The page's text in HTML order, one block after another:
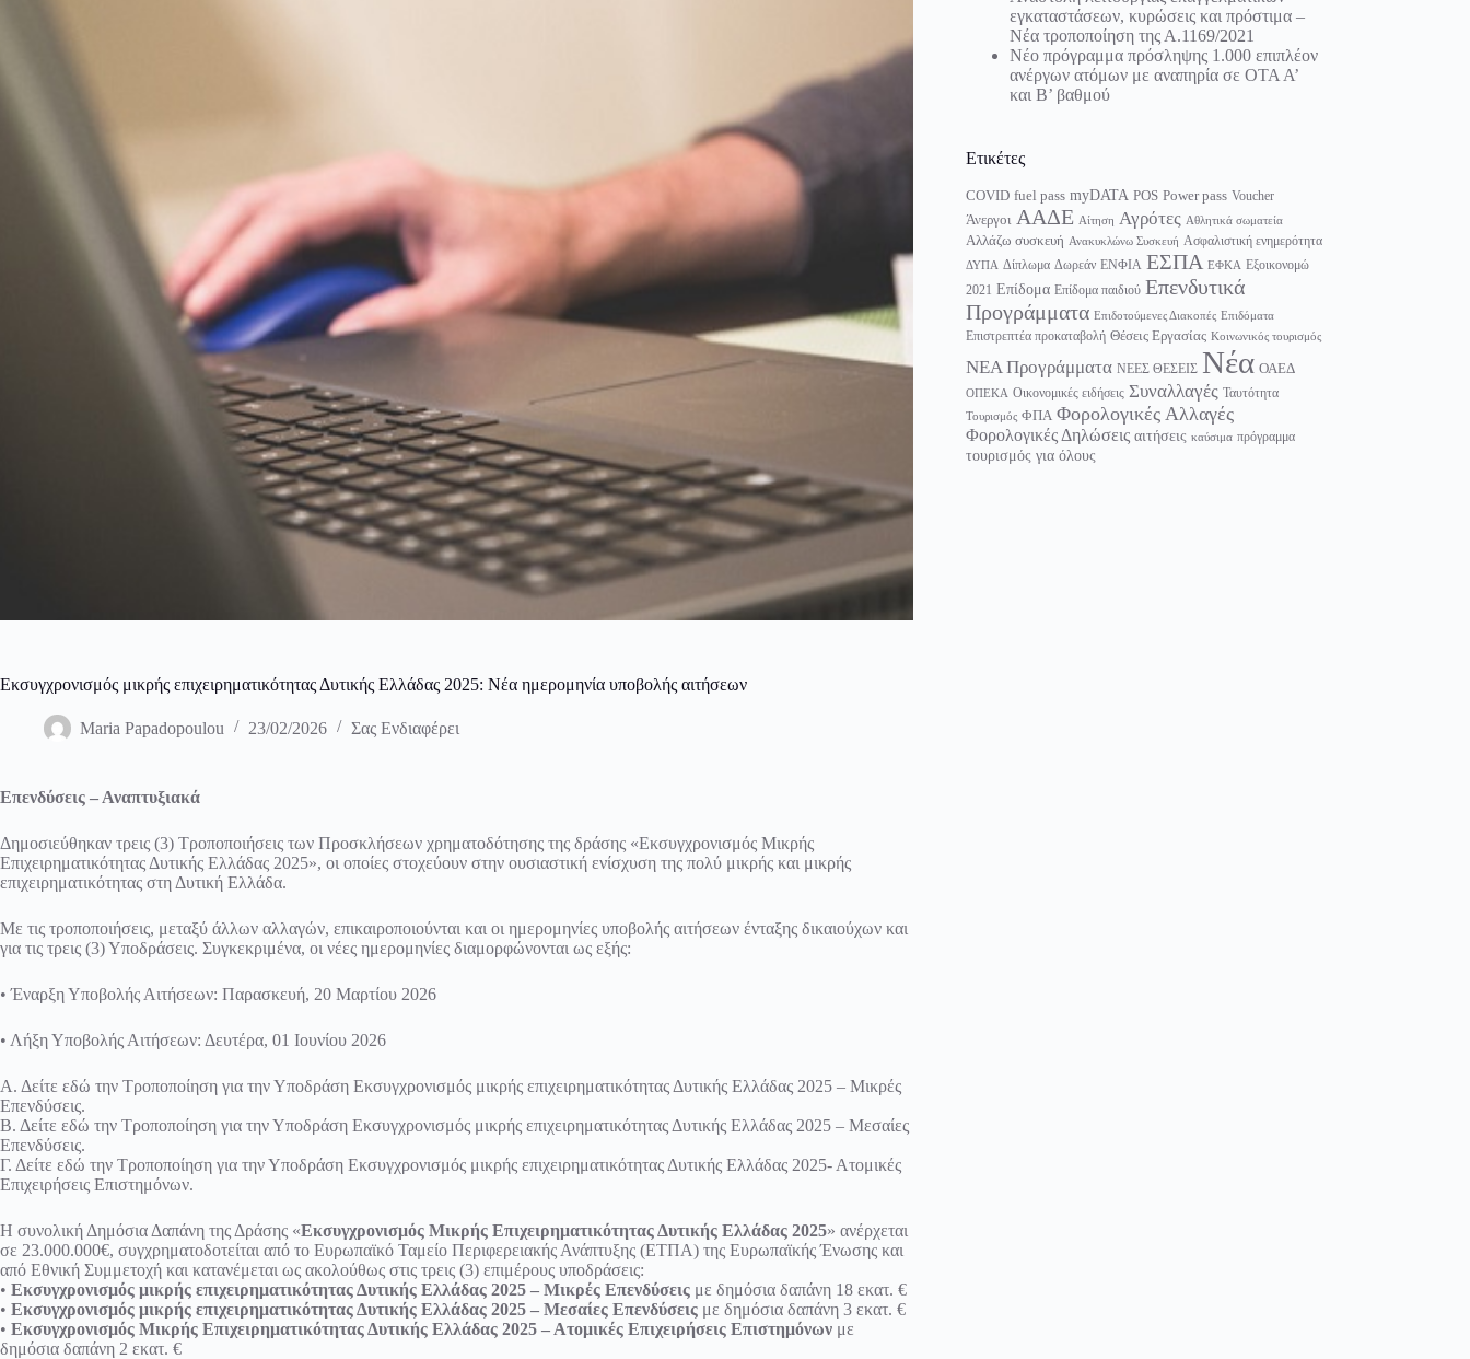
Εκσυγχρονισμός μικρής επιχειρηματικότητας Δυτικής Ελλάδας 2025: Νέα ημερομηνία υποβολής αιτήσεων
Maria Papadopoulou 23/02/2026 Σας Ενδιαφέρει
Επενδύσεις – Αναπτυξιακά
Δημοσιεύθηκαν τρεις (3) Τροποποιήσεις των Προσκλήσεων χρηματοδότησης της δράσης «Εκσυγχρονισμός Μικρής
Επιχειρηματικότητας Δυτικής Ελλάδας 2025», οι οποίες στοχεύουν στην ουσιαστική ενίσχυση της πολύ μικρής και μικρής
επιχειρηματικότητας στη Δυτική Ελλάδα.
Με τις τροποποιήσεις, μεταξύ άλλων αλλαγών, επικαιροποιούνται και οι ημερομηνίες υποβολής αιτήσεων ένταξης δικαιούχων και
για τις τρεις (3) Υποδράσεις. Συγκεκριμένα, οι νέες ημερομηνίες διαμορφώνονται ως εξής:
• Έναρξη Υποβολής Αιτήσεων: Παρασκευή, 20 Μαρτίου 2026
• Λήξη Υποβολής Αιτήσεων: Δευτέρα, 01 Ιουνίου 2026
Α. Δείτε εδώ την Τροποποίηση για την Υποδράση Εκσυγχρονισμός μικρής επιχειρηματικότητας Δυτικής Ελλάδας 2025 – Μικρές
Επενδύσεις.
Β. Δείτε εδώ την Τροποποίηση για την Υποδράση Εκσυγχρονισμός μικρής επιχειρηματικότητας Δυτικής Ελλάδας 2025 – Μεσαίες
Επενδύσεις.
Γ. Δείτε εδώ την Τροποποίηση για την Υποδράση Εκσυγχρονισμός μικρής επιχειρηματικότητας Δυτικής Ελλάδας 2025- Ατομικές
Επιχειρήσεις Επιστημόνων.
Η συνολική Δημόσια Δαπάνη της Δράσης «Εκσυγχρονισμός Μικρής Επιχειρηματικότητας Δυτικής Ελλάδας 2025» ανέρχεται
σε 23.000.000€, συγχρηματοδοτείται από το Ευρωπαϊκό Ταμείο Περιφερειακής Ανάπτυξης (ΕΤΠΑ) της Ευρωπαϊκής Ένωσης και
από Εθνική Συμμετοχή και κατανέμεται ως ακολούθως στις τρεις (3) επιμέρους υποδράσεις:
• Εκσυγχρονισμός μικρής επιχειρηματικότητας Δυτικής Ελλάδας 2025 – Μικρές Επενδύσεις με δημόσια δαπάνη 18 εκατ. €
• Εκσυγχρονισμός μικρής επιχειρηματικότητας Δυτικής Ελλάδας 2025 – Μεσαίες Επενδύσεις με δημόσια δαπάνη 3 εκατ. €
• Εκσυγχρονισμός Μικρής Επιχειρηματικότητας Δυτικής Ελλάδας 2025 – Ατομικές Επιχειρήσεις Επιστημόνων με
δημόσια δαπάνη 2 εκατ. €
εγκαταστάσεων, κυρώσεις και πρόστιμα –
Νέα τροποποίηση της Α.1169/2021
Νέο πρόγραμμα πρόσληψης 1.000 επιπλέον
ανέργων ατόμων με αναπηρία σε ΟΤΑ Α’
και Β’ βαθμού
Ετικέτες
COVID fuel pass myDATA POS Power pass Voucher
Άνεργοι ΑΑΔΕ Αίτηση Αγρότες Αθλητικά σωματεία
Αλλάζω συσκευή Ανακυκλώνω Συσκευή Ασφαλιστική ενημερότητα
ΔΥΠΑ Δίπλωμα Δωρεάν ΕΝΦΙΑ ΕΣΠΑ ΕΦΚΑ Εξοικονομώ
2021 Επίδομα Επίδομα παιδιού Επενδυτικά
Προγράμματα Επιδοτούμενες Διακοπές Επιδόματα
Επιστρεπτέα προκαταβολή Θέσεις Εργασίας Κοινωνικός τουρισμός
ΝΕΑ Προγράμματα ΝΕΕΣ ΘΕΣΕΙΣ Νέα ΟΑΕΔ
ΟΠΕΚΑ Οικονομικές ειδήσεις Συναλλαγές Ταυτότητα
Τουρισμός ΦΠΑ Φορολογικές Αλλαγές
Φορολογικές Δηλώσεις αιτήσεις καύσιμα πρόγραμμα
τουρισμός για όλους